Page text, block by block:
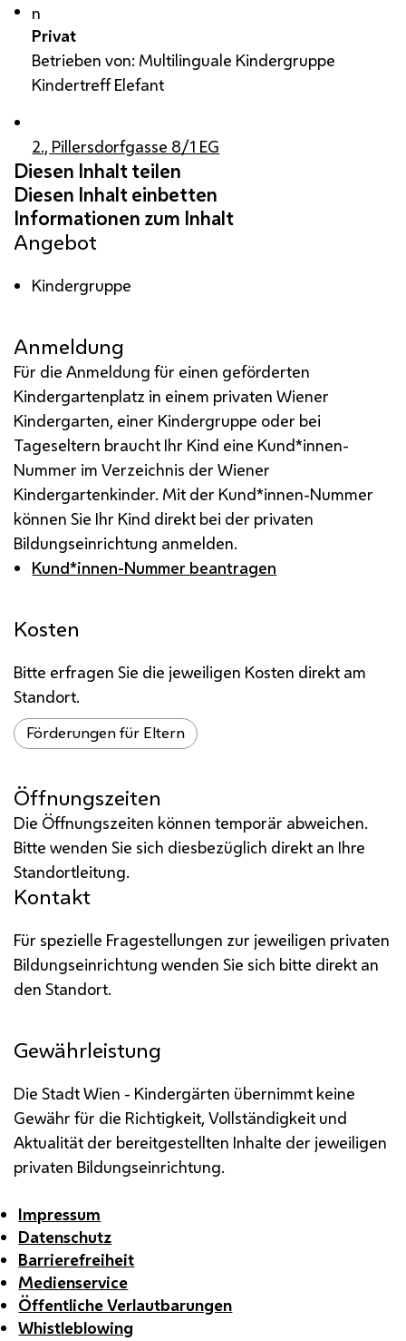
n
Privat
Betrieben von: Multilinguale Kindergruppe
Kindertreff Elefant
2., Pillersdorfgasse 8/1 EG
Angebot
Kindergruppe
Anmeldung
Für die Anmeldung für einen geförderten
Kindergartenplatz in einem privaten Wiener
Kindergarten, einer Kindergruppe oder bei
Tageseltern braucht Ihr Kind eine Kund*innen-
Nummer im Verzeichnis der Wiener
Kindergartenkinder. Mit der Kund*innen-Nummer
können Sie Ihr Kind direkt bei der privaten
Bildungseinrichtung anmelden.
Kund*innen-Nummer beantragen
Kosten
Bitte erfragen Sie die jeweiligen Kosten direkt am
Standort.
Förderungen für Eltern
Öffnungszeiten
Die Öffnungszeiten können temporär abweichen.
Bitte wenden Sie sich diesbezüglich direkt an Ihre
Standortleitung.
Kontakt
Für spezielle Fragestellungen zur jeweiligen privaten
Bildungseinrichtung wenden Sie sich bitte direkt an
den Standort.
Gewährleistung
Die Stadt Wien - Kindergärten übernimmt keine
Gewähr für die Richtigkeit, Vollständigkeit und
Aktualität der bereitgestellten Inhalte der jeweiligen
privaten Bildungseinrichtung.
Impressum
Datenschutz
Barrierefreiheit
Medienservice
Öffentliche Verlautbarungen
Whistleblowing